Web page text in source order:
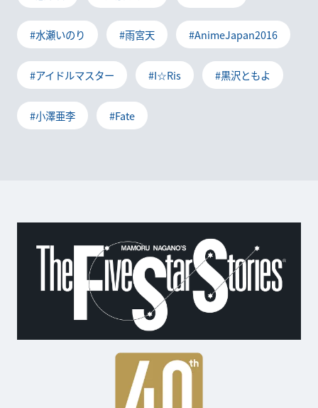
#水瀬いのり #雨宮天 #AnimeJapan2016
#アイドルマスター #I☆Ris #黒沢ともよ
#小澤亜李 #Fate